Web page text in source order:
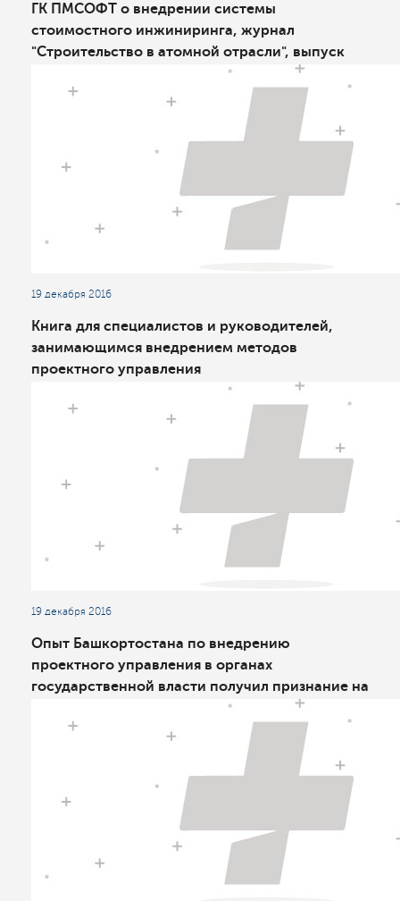
ГК ПМСОФТ о внедрении системы
стоимостного инжиниринга, журнал
"Строительство в атомной отрасли", выпуск
19 декабря 2016
Книга для специалистов и руководителей,
занимающимся внедрением методов
проектного управления
19 декабря 2016
Опыт Башкортостана по внедрению
проектного управления в органах
государственной власти получил признание на